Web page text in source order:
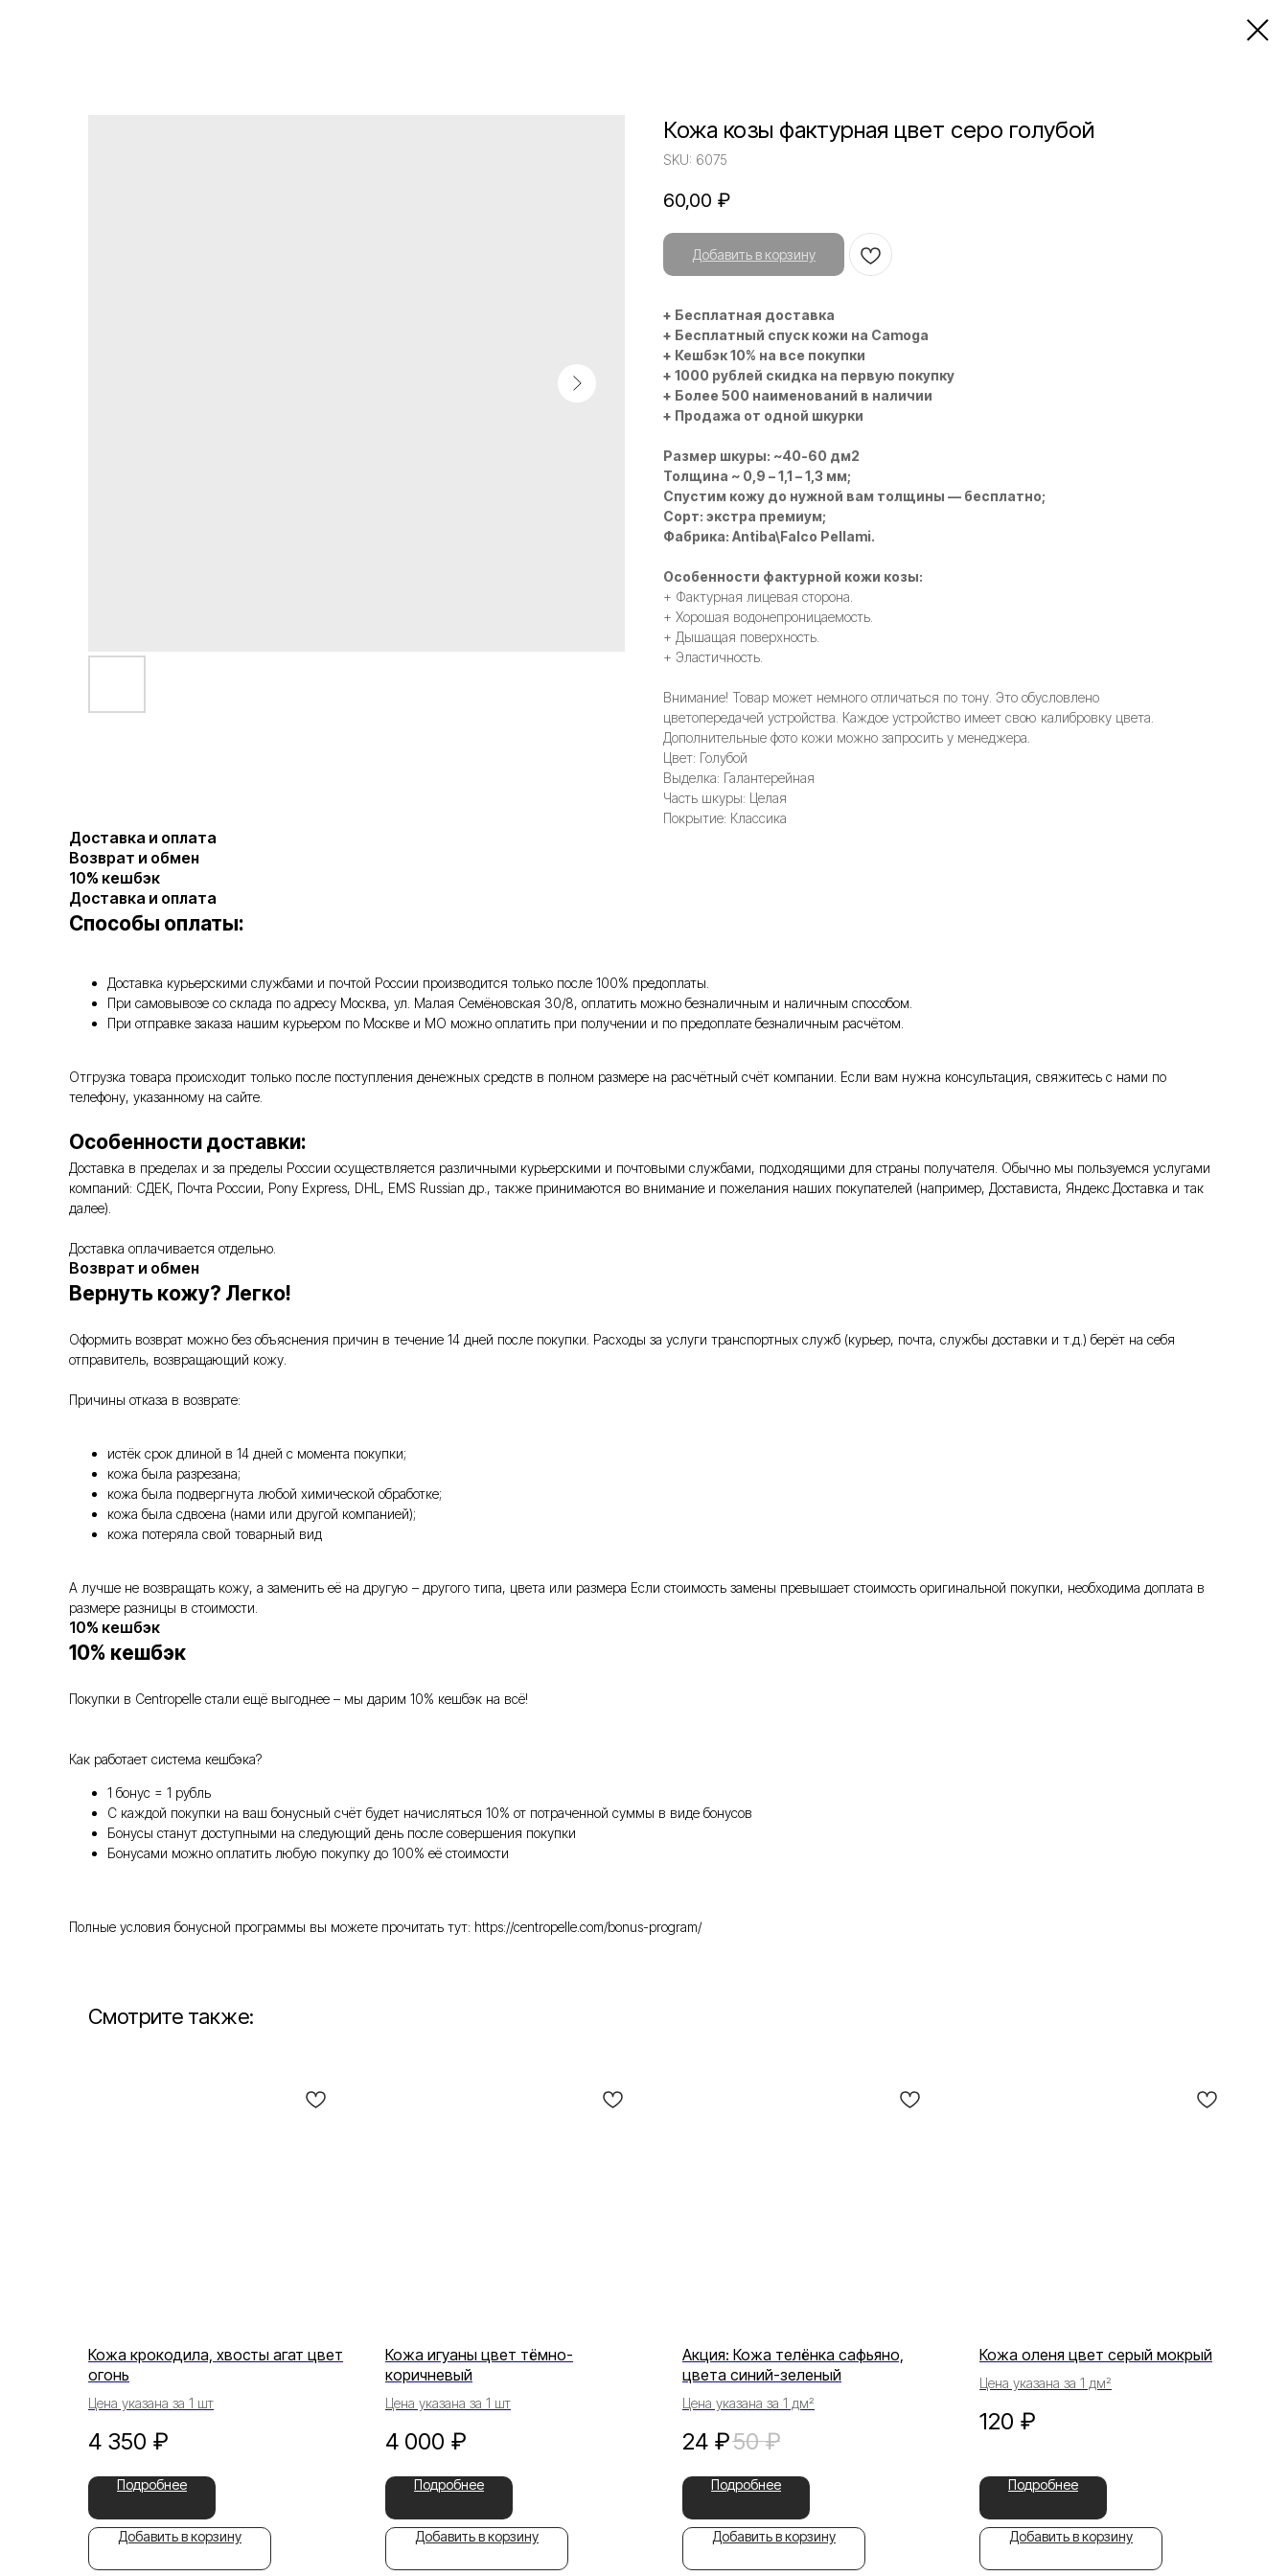
Кожа козы фактурная цвет серо голубой
SKU: 6075
60,00 ₽
Добавить в корзину
+ Бесплатная доставка
+ Бесплатный спуск кожи на Camoga
+ Кешбэк 10% на все покупки
+ 1000 рублей скидка на первую покупку
+ Более 500 наименований в наличии
+ Продажа от одной шкурки
Размер шкуры: ~40-60 дм2
Толщина ~ 0,9 – 1,1 – 1,3 мм;
Спустим кожу до нужной вам толщины — бесплатно;
Сорт: экстра премиум;
Фабрика: Antiba\Falco Pellami.
Особенности фактурной кожи козы:
+ Фактурная лицевая сторона.
+ Хорошая водонепроницаемость.
+ Дышащая поверхность.
+ Эластичность.
Внимание! Товар может немного отличаться по тону. Это обусловлено
цветопередачей устройства. Каждое устройство имеет свою калибровку цвета.
Дополнительные фото кожи можно запросить у менеджера.
Цвет: Голубой
Выделка: Галантерейная
Часть шкуры: Целая
Покрытие: Классика
Доставка и оплата
Возврат и обмен
10% кешбэк
Доставка и оплата
Способы оплаты:
Доставка курьерскими службами и почтой России производится только после 100% предоплаты.
При самовывозе со склада по адресу Москва, ул. Малая Семёновская 30/8, оплатить можно безналичным и наличным способом.
При отправке заказа нашим курьером по Москве и МО можно оплатить при получении и по предоплате безналичным расчётом.
Отгрузка товара происходит только после поступления денежных средств в полном размере на расчётный счёт компании. Если вам нужна консультация, свяжитесь с нами по
телефону, указанному на сайте.
Особенности доставки:
Доставка в пределах и за пределы России осуществляется различными курьерскими и почтовыми службами, подходящими для страны получателя. Обычно мы пользуемся услугами
компаний: СДЕК, Почта России, Pony Express, DHL, EMS Russian др., также принимаются во внимание и пожелания наших покупателей (например, Достависта, Яндекс.Доставка и так
далее).
Доставка оплачивается отдельно.
Возврат и обмен
Вернуть кожу? Легко!
Оформить возврат можно без объяснения причин в течение 14 дней после покупки. Расходы за услуги транспортных служб (курьер, почта, службы доставки и т.д.) берёт на себя
отправитель, возвращающий кожу.
Причины отказа в возврате:
истёк срок длиной в 14 дней с момента покупки;
кожа была разрезана;
кожа была подвергнута любой химической обработке;
кожа была сдвоена (нами или другой компанией);
кожа потеряла свой товарный вид
А лучше не возвращать кожу, а заменить её на другую – другого типа, цвета или размера Если стоимость замены превышает стоимость оригинальной покупки, необходима доплата в
размере разницы в стоимости.
10% кешбэк
10% кешбэк
Покупки в Centropelle стали ещё выгоднее – мы дарим 10% кешбэк на всё!
Как работает система кешбэка?
1 бонус = 1 рубль
С каждой покупки на ваш бонусный счёт будет начисляться 10% от потраченной суммы в виде бонусов
Бонусы станут доступными на следующий день после совершения покупки
Бонусами можно оплатить любую покупку до 100% её стоимости
Полные условия бонусной программы вы можете прочитать тут: https://centropelle.com/bonus-program/
Смотрите также:
Кожа крокодила, хвосты агат цвет
огонь
Цена указана за 1 шт
4 350 ₽
Подробнее
Добавить в корзину
Кожа игуаны цвет тёмно-
коричневый
Цена указана за 1 шт
4 000 ₽
Подробнее
Добавить в корзину
Акция: Кожа телёнка сафьяно,
цвета синий-зеленый
Цена указана за 1 дм²
24 ₽50 ₽
Подробнее
Добавить в корзину
Кожа оленя цвет серый мокрый
Цена указана за 1 дм²
120 ₽
Подробнее
Добавить в корзину